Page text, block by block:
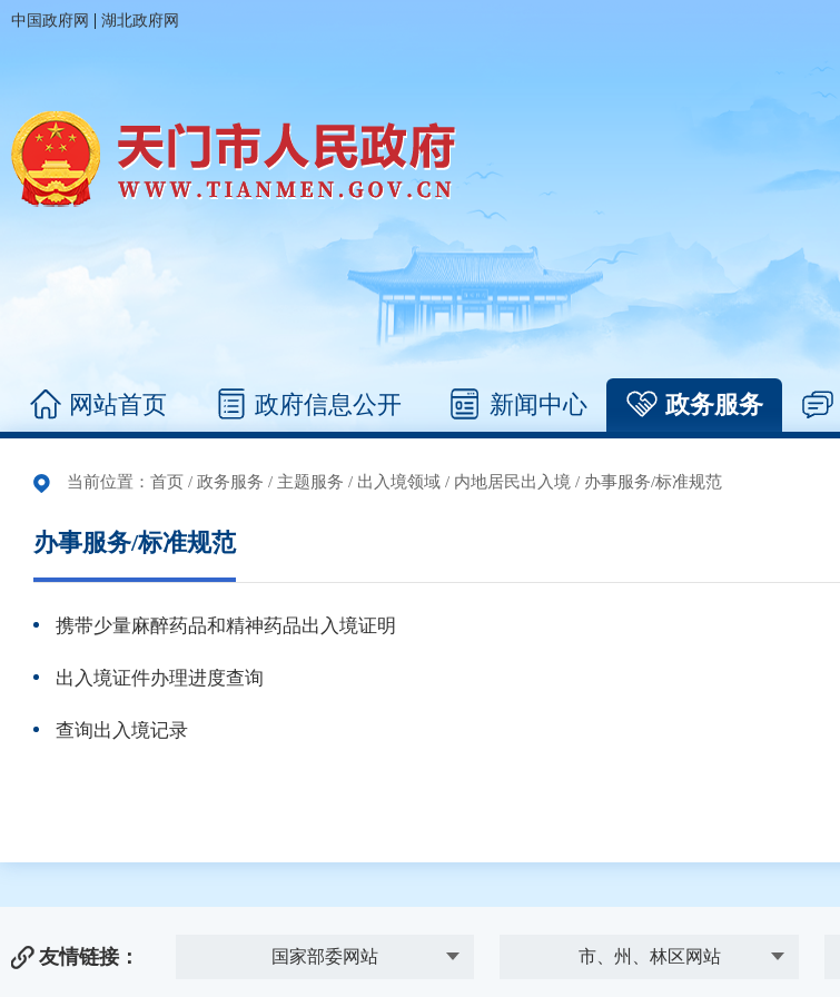
中国政府网 | 湖北政府网
网站首页 政府信息公开 新闻中心 政务服务
当前位置： 首页 / 政务服务 / 主题服务 / 出入境领域 / 内地居民出入境 / 办事服务/标准规范
办事服务/标准规范
携带少量麻醉药品和精神药品出入境证明
出入境证件办理进度查询
查询出入境记录
友情链接： 国家部委网站 市、州、林区网站